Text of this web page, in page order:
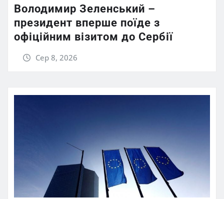
Володимир Зеленський –
президент вперше поїде з
офіційним візитом до Сербії
Сер 8, 2026